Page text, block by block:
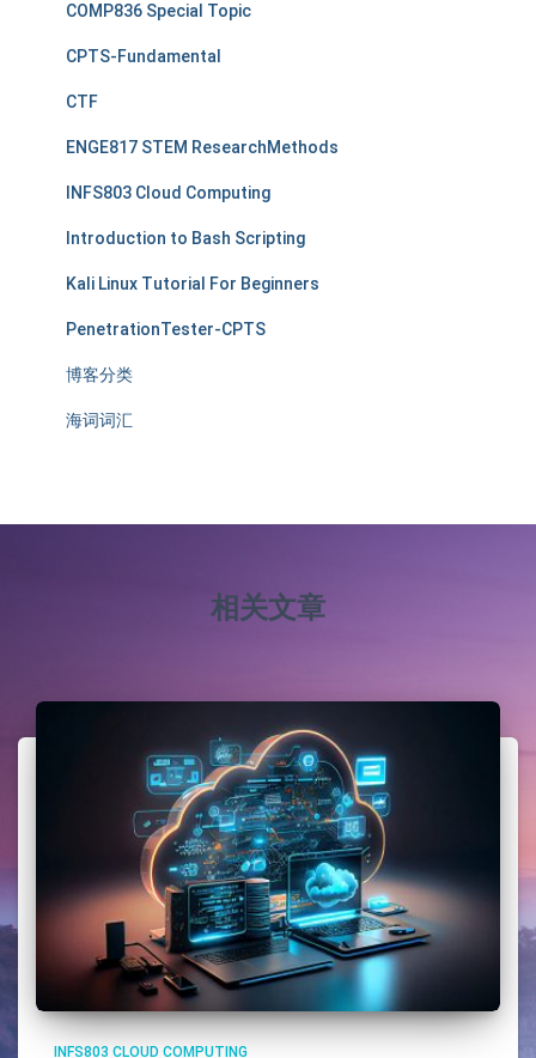
COMP836 Special Topic
CPTS-Fundamental
CTF
ENGE817 STEM ResearchMethods
INFS803 Cloud Computing
Introduction to Bash Scripting
Kali Linux Tutorial For Beginners
PenetrationTester-CPTS
博客分类
海词词汇
相关文章
INFS803 CLOUD COMPUTING